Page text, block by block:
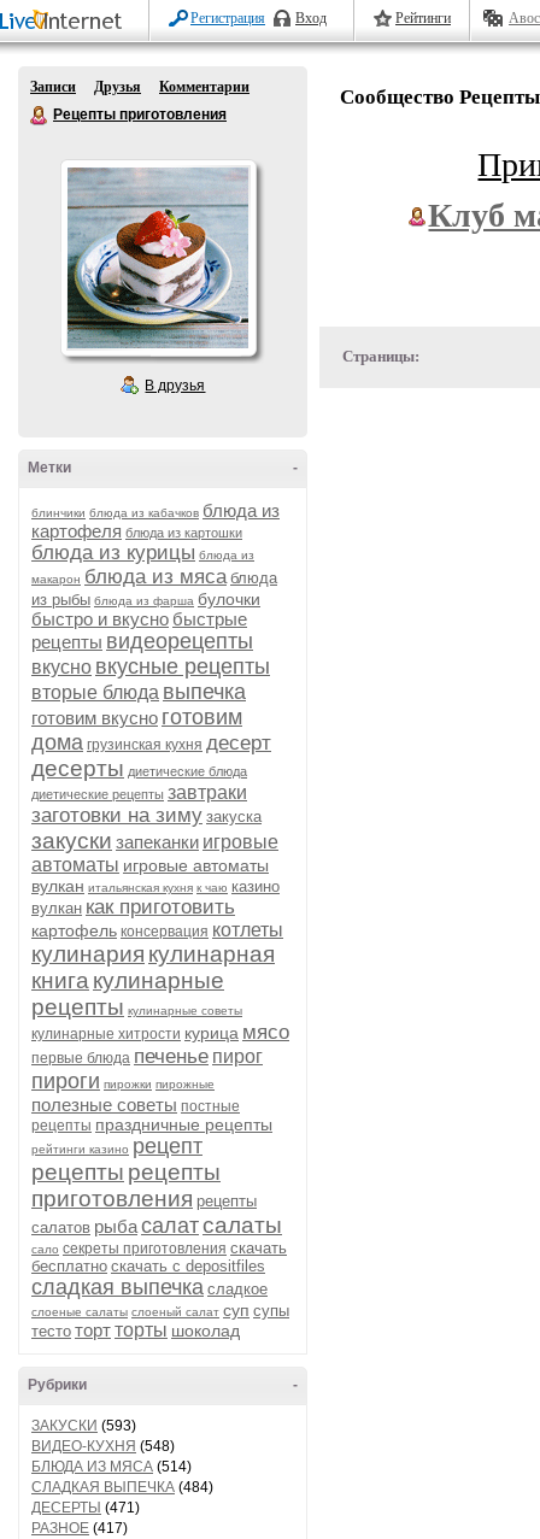
Регистрация Вход Рейтинги
Записи Друзья
Комментарии
Рецепты приготовления
В друзья
-
Метки
блинчики блюда из кабачков блюда из
картофеля блюда из картошки
блюда из курицы блюда из
макарон блюда из мяса блюда
из рыбы блюда из фарша булочки
быстро и вкусно быстрые
рецепты видеорецепты
вкусно вкусные рецепты
вторые блюда выпечка
готовим вкусно готовим
дома грузинская кухня десерт
десерты диетические блюда
диетические рецепты завтраки
заготовки на зиму закуска
закуски запеканки игровые
автоматы игровые автоматы
вулкан итальянская кухня к чаю казино
вулкан как приготовить
картофель консервация котлеты
кулинария кулинарная
книга кулинарные
рецепты кулинарные советы
кулинарные хитрости курица мясо
первые блюда печенье пирог
пироги пирожки пирожные
полезные советы постные
рецепты праздничные рецепты
рейтинги казино рецепт
рецепты рецепты
приготовления рецепты
салатов рыбасалатсалаты
сало секреты приготовления скачать
бесплатно скачать с depositfiles
сладкая выпечка сладкое
слоеные салаты слоеный салат суп супы
тесто тортторты шоколад
-
Рубрики
ЗАКУСКИ (593)
ВИДЕО-КУХНЯ (548)
БЛЮДА ИЗ МЯСА (514)
СЛАДКАЯ ВЫПЕЧКА (484)
ДЕСЕРТЫ (471)
РАЗНОЕ (417)
Сообщество
Клуб
Страницы: